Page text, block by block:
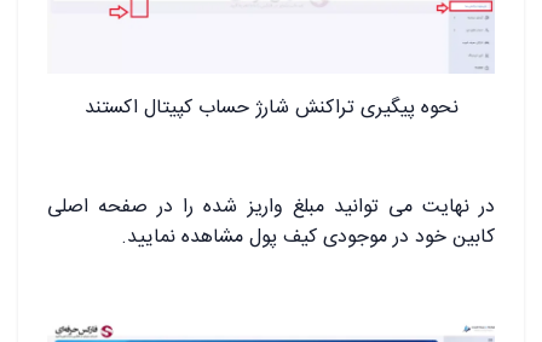
نحوه پیگیری تراکنش شارژ حساب کپیتال اکستند
در نهایت می توانید مبلغ واریز شده را در صفحه اصلی
کابین خود در موجودی کیف پول مشاهده نمایید.